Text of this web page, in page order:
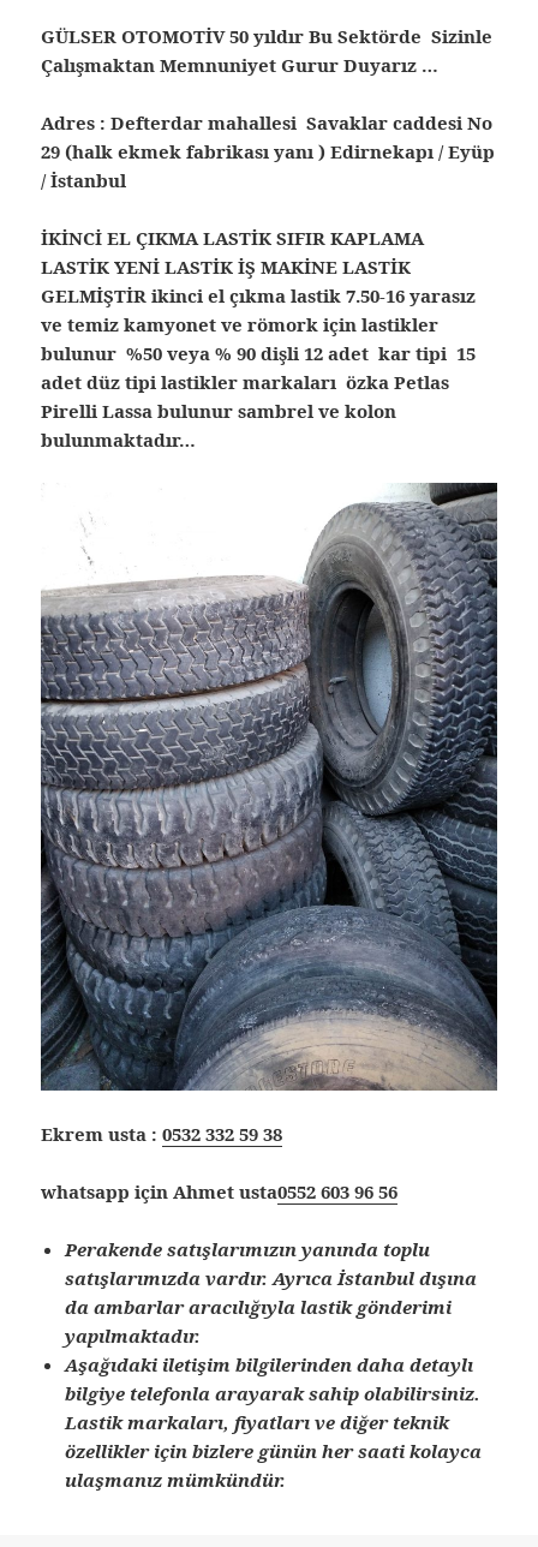
GÜLSER OTOMOTİV 50 yıldır Bu Sektörde Sizinle
Çalışmaktan Memnuniyet Gurur Duyarız …
Adres : Defterdar mahallesi Savaklar caddesi No
29 (halk ekmek fabrikası yanı ) Edirnekapı / Eyüp
/ İstanbul
İKİNCİ EL ÇIKMA LASTİK SIFIR KAPLAMA
LASTİK YENİ LASTİK İŞ MAKİNE LASTİK
GELMİŞTİR ikinci el çıkma lastik 7.50-16 yarasız
ve temiz kamyonet ve römork için lastikler
bulunur %50 veya % 90 dişli 12 adet kar tipi 15
adet düz tipi lastikler markaları özka Petlas
Pirelli Lassa bulunur sambrel ve kolon
bulunmaktadır…
Ekrem usta :0532 332 59 38
whatsapp için Ahmet usta0552 603 96 56
Perakende satışlarımızın yanında toplu
satışlarımızda vardır. Ayrıca İstanbul dışına
da ambarlar aracılığıyla lastik gönderimi
yapılmaktadır.
Aşağıdaki iletişim bilgilerinden daha detaylı
bilgiye telefonla arayarak sahip olabilirsiniz.
Lastik markaları, fiyatları ve diğer teknik
özellikler için bizlere günün her saati kolayca
ulaşmanız mümkündür.